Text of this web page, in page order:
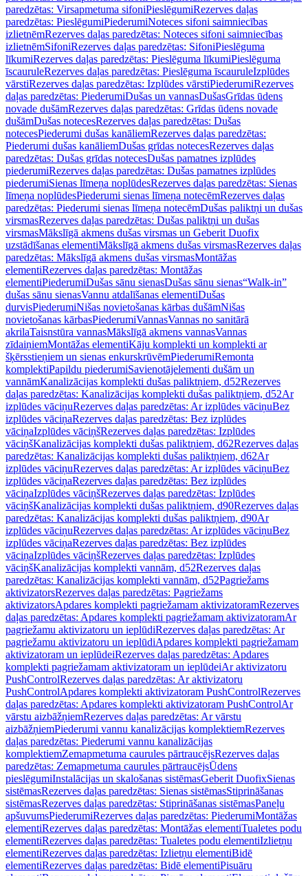
paredzētas: Virsapmetuma sifoniPieslēgumiRezerves daļas
paredzētas: PieslēgumiPiederumiNoteces sifoni saimniecības
izlietnēmRezerves daļas paredzētas: Noteces sifoni saimniecības
izlietnēmSifoniRezerves daļas paredzētas: SifoniPieslēguma
līkumiRezerves daļas paredzētas: Pieslēguma līkumiPieslēguma
īscauruleRezerves daļas paredzētas: Pieslēguma īscauruleIzplūdes
vārstiRezerves daļas paredzētas: Izplūdes vārstiPiederumiRezerves
daļas paredzētas: PiederumiDušas un vannasDušasGrīdas ūdens
novade dušāmRezerves daļas paredzētas: Grīdas ūdens novade
dušāmDušas notecesRezerves daļas paredzētas: Dušas
notecesPiederumi dušas kanāliemRezerves daļas paredzētas:
Piederumi dušas kanāliemDušas grīdas notecesRezerves daļas
paredzētas: Dušas grīdas notecesDušas pamatnes izplūdes
piederumiRezerves daļas paredzētas: Dušas pamatnes izplūdes
piederumiSienas līmeņa noplūdesRezerves daļas paredzētas: Sienas
līmeņa noplūdesPiederumi sienas līmeņa notecēmRezerves daļas
paredzētas: Piederumi sienas līmeņa notecēmDušas paliktņi un dušas
virsmasRezerves daļas paredzētas: Dušas paliktņi un dušas
virsmasMākslīgā akmens dušas virsmas un Geberit Duofix
uzstādīšanas elementiMākslīgā akmens dušas virsmasRezerves daļas
paredzētas: Mākslīgā akmens dušas virsmasMontāžas
elementiRezerves daļas paredzētas: Montāžas
elementiPiederumiDušas sānu sienasDušas sānu sienas“Walk-in”
dušas sānu sienasVannu atdalīšanas elementiDušas
durvisPiederumiNišas novietošanas kārbas dušāmNišas
novietošanas kārbasPiederumiVannasVannas no sanitārā
akrilaTaisnstūra vannasMākslīgā akmens vannasVannas
zīdaiņiemMontāžas elementiKāju komplekti un komplekti ar
šķērsstieņiem un sienas enkurskrūvēmPiederumiRemonta
komplektiPapildu piederumiSavienotājelementi dušām un
vannāmKanalizācijas komplekti dušas paliktņiem, d52Rezerves
daļas paredzētas: Kanalizācijas komplekti dušas paliktņiem, d52Ar
izplūdes vāciņuRezerves daļas paredzētas: Ar izplūdes vāciņuBez
izplūdes vāciņaRezerves daļas paredzētas: Bez izplūdes
vāciņaIzplūdes vāciņšRezerves daļas paredzētas: Izplūdes
vāciņšKanalizācijas komplekti dušas paliktņiem, d62Rezerves daļas
paredzētas: Kanalizācijas komplekti dušas paliktņiem, d62Ar
izplūdes vāciņuRezerves daļas paredzētas: Ar izplūdes vāciņuBez
izplūdes vāciņaRezerves daļas paredzētas: Bez izplūdes
vāciņaIzplūdes vāciņšRezerves daļas paredzētas: Izplūdes
vāciņšKanalizācijas komplekti dušas paliktņiem, d90Rezerves daļas
paredzētas: Kanalizācijas komplekti dušas paliktņiem, d90Ar
izplūdes vāciņuRezerves daļas paredzētas: Ar izplūdes vāciņuBez
izplūdes vāciņaRezerves daļas paredzētas: Bez izplūdes
vāciņaIzplūdes vāciņšRezerves daļas paredzētas: Izplūdes
vāciņšKanalizācijas komplekti vannām, d52Rezerves daļas
paredzētas: Kanalizācijas komplekti vannām, d52Pagriežams
aktivizatorsRezerves daļas paredzētas: Pagriežams
aktivizatorsApdares komplekti pagriežamam aktivizatoramRezerves
daļas paredzētas: Apdares komplekti pagriežamam aktivizatoramAr
pagriežamu aktivizatoru un ieplūdiRezerves daļas paredzētas: Ar
pagriežamu aktivizatoru un ieplūdiApdares komplekti pagriežamam
aktivizatoram un ieplūdeiRezerves daļas paredzētas: Apdares
komplekti pagriežamam aktivizatoram un ieplūdeiAr aktivizatoru
PushControlRezerves daļas paredzētas: Ar aktivizatoru
PushControlApdares komplekti aktivizatoram PushControlRezerves
daļas paredzētas: Apdares komplekti aktivizatoram PushControlAr
vārstu aizbāžņiemRezerves daļas paredzētas: Ar vārstu
aizbāžņiemPiederumi vannu kanalizācijas komplektiemRezerves
daļas paredzētas: Piederumi vannu kanalizācijas
komplektiemZemapmetuma caurules pārtraucējsRezerves daļas
paredzētas: Zemapmetuma caurules pārtraucējsŪdens
pieslēgumiInstalācijas un skalošanas sistēmasGeberit DuofixSienas
sistēmasRezerves daļas paredzētas: Sienas sistēmasStiprināšanas
sistēmasRezerves daļas paredzētas: Stiprināšanas sistēmasPaneļu
apšuvumsPiederumiRezerves daļas paredzētas: PiederumiMontāžas
elementiRezerves daļas paredzētas: Montāžas elementiTualetes podu
elementiRezerves daļas paredzētas: Tualetes podu elementiIzlietņu
elementiRezerves daļas paredzētas: Izlietņu elementiBidē
elementiRezerves daļas paredzētas: Bidē elementiPisuāru